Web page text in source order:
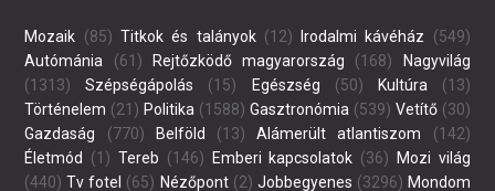
Mozaik (85) Titkok és talányok(12) Irodalmi kávéház (549)
Autómánia (61) Rejtőzködő magyarország (168)
Nagyvilág
(1313)
Szépségápolás (15) Egészség (50) Kultúra(13)
Történelem (21) Politika (1588) Gasztronómia(539) Vetítő(30)
Gazdaság (770) Belföld (13) Alámerült atlantiszom (142)
Életmód
(1) Tereb (146) Emberi kapcsolatok (36)
Mozi világ
(440) Tv fotel (65) Nézőpont(2) Jobbegyenes (3296) Mondom